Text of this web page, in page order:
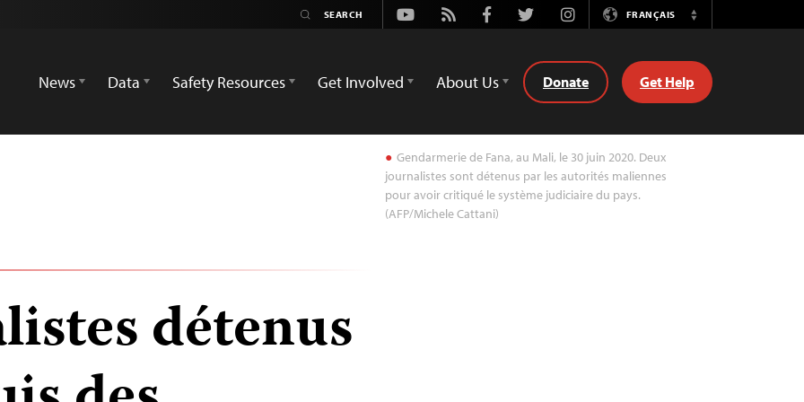
Youtube
Rss FacebookTwitterInstagramFRANÇAIS
Switch
News
Data Safety Resources Get Involved About Us Donate Get Help
Gendarmerie de Fana, au Mali, le 30 juin 2020. Deux
journalistes sont détenus par les autorités maliennes
pour avoir critiqué le système judiciaire du pays.
(AFP/Michele Cattani)
détenus